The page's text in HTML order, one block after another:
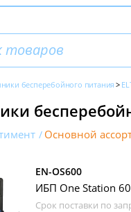
бесперебойного питания
Основной
EN-OS600
ИБП One Station
Срок поставки по